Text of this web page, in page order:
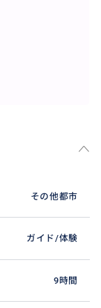
その他都市
ガイド/体験
9時間